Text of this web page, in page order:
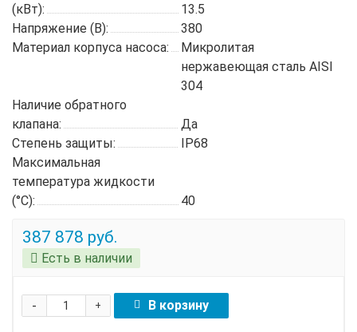
(кВт):
13.5
Напряжение (В):
380
Материал корпуса насоса:
Микролитая
нержавеющая сталь AISI
304
Наличие обратного
клапана:
Да
Степень защиты:
IP68
Максимальная
температура жидкости
(°C):
40
387 878 руб.
Есть в наличии
+
- В корзину